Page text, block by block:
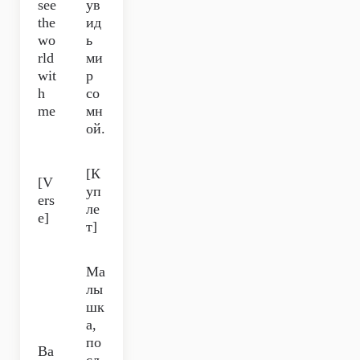
see
the
wo
rld
wit
h
me
ув
ид
ь
ми
р
со
мн
ой.
[V
ers
e]
[К
уп
ле
т]
Ba
Ма
лы
шк
а,
по